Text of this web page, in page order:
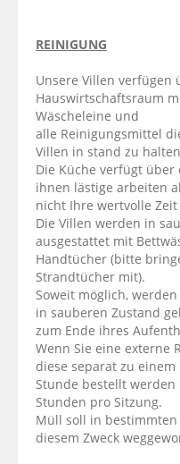
REINIGUNG
Unsere Villen verfügen
Hauswirtschaftsraum
Wäscheleine und
alle Reinigungsmittel
Villen in stand zu
Die Küche verfügt über
ihnen lästige arbeiten
nicht Ihre wertvolle
Die Villen werden in
ausgestattet mit
Handtücher (bitte
Strandtücher mit).
Soweit möglich,
in sauberen Zustand
zum Ende ihres
Wenn Sie eine externe
diese separat zu einem
Stunde bestellt
Stunden pro Sitzung.
Müll soll in
diesem Zweck